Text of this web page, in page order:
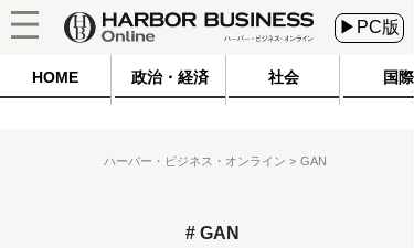
▶PC版
HOME 政治・経済 社会 国際
ハーバー・ビジネス・オンライン GAN
GAN